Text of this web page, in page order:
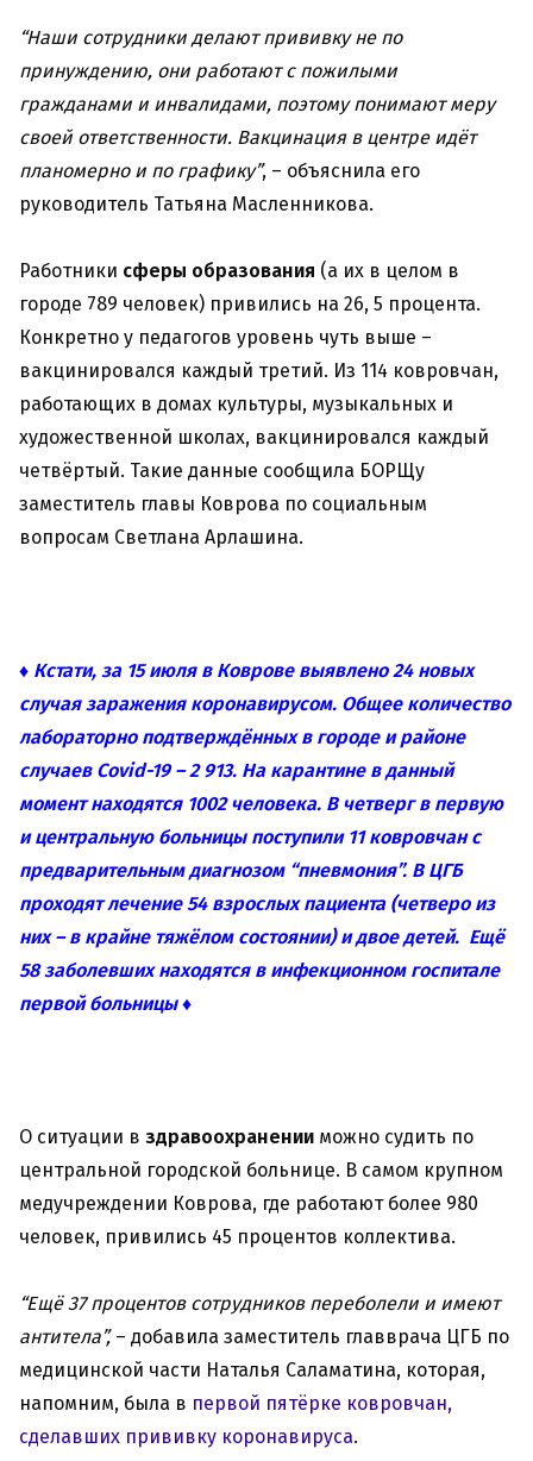
“Наши сотрудники делают прививку не по
принуждению, они работают с пожилыми
гражданами и инвалидами, поэтому понимают меру
своей ответственности. Вакцинация в центре идёт
планомерно и по графику”, – объяснила его
руководитель Татьяна Масленникова.
Работники сферы образования (а их в целом в
городе 789 человек) привились на 26, 5 процента.
Конкретно у педагогов уровень чуть выше –
вакцинировался каждый третий. Из 114 ковровчан,
работающих в домах культуры, музыкальных и
художественной школах, вакцинировался каждый
четвёртый. Такие данные сообщила БОРЩу
заместитель главы Коврова по социальным
вопросам Светлана Арлашина.
♦ Кстати, за 15 июля в Коврове выявлено 24 новых
случая заражения коронавирусом. Общее количество
лабораторно подтверждённых в городе и районе
случаев Covid-19 – 2 913. На карантине в данный
момент находятся 1002 человека. В четверг в первую
и центральную больницы поступили 11 ковровчан с
предварительным диагнозом “пневмония”. В ЦГБ
проходят лечение 54 взрослых пациента (четверо из
них – в крайне тяжёлом состоянии) и двое детей. Ещё
58 заболевших находятся в инфекционном госпитале
первой больницы ♦
О ситуации в здравоохранении можно судить по
центральной городской больнице. В самом крупном
медучреждении Коврова, где работают более 980
человек, привились 45 процентов коллектива.
“Ещё 37 процентов сотрудников переболели и имеют
антитела”,– добавила заместитель главврача ЦГБ по
медицинской части Наталья Саламатина, которая,
напомним, была в первой пятёрке ковровчан,
сделавших прививку коронавируса.